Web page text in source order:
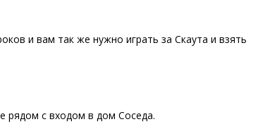
и вам так же нужно играть за Скаута и взять
рядом с входом в дом Соседа.